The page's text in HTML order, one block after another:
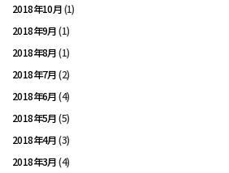
2018年10月(1)
2018年9月(1)
2018年8月(1)
2018年7月(2)
2018年6月(4)
2018年5月(5)
2018年4月(3)
2018年3月(4)